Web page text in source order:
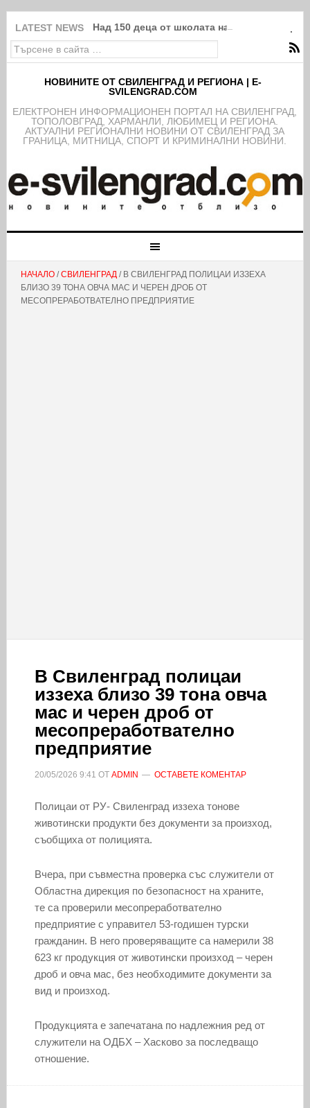
LATEST NEWS Над 150 деца от школата на ФК
НОВИНИТЕ ОТ СВИЛЕНГРАД И РЕГИОНА | E-
SVILENGRAD.COM
EЛЕКТРОНЕН ИНФОРМАЦИОНЕН ПОРТАЛ НА СВИЛЕНГРАД,
ТОПОЛОВГРАД, ХАРМАНЛИ, ЛЮБИМЕЦ И РЕГИОНА.
АКТУАЛНИ РЕГИОНАЛНИ НОВИНИ ОТ СВИЛЕНГРАД ЗА
ГРАНИЦА, МИТНИЦА, СПОРТ И КРИМИНАЛНИ НОВИНИ.
НАЧАЛО/СВИЛЕНГРАД/ В СВИЛЕНГРАД ПОЛИЦАИ ИЗЗЕХА
БЛИЗО 39 ТОНА ОВЧА МАС И ЧЕРЕН ДРОБ ОТ
МЕСОПРЕРАБОТВАТЕЛНО ПРЕДПРИЯТИЕ
В Свиленград полицаи
иззеха близо 39 тона овча
мас и черен дроб от
месопреработвателно
предприятие
20/05/2026 9:41 ОТ ADMIN ОСТАВЕТЕ КОМЕНТАР
Полицаи от РУ- Свиленград иззеха тонове
животински продукти без документи за произход,
съобщиха от полицията.
Вчера, при съвместна проверка със служители от
Областна дирекция по безопасност на храните,
те са проверили месопреработвателно
предприятие с управител 53-годишен турски
гражданин. В него проверяващите са намерили 38
623 кг продукция от животински произход – черен
дроб и овча мас, без необходимите документи за
вид и произход.
Продукцията е запечатана по надлежния ред от
служители на ОДБХ – Хасково за последващо
отношение.